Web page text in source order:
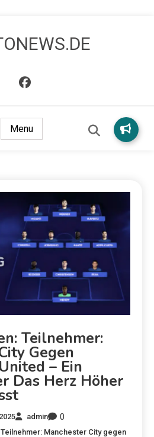
Menu
Teilnehmer:
Gegen
– Ein
Das Herz Höher
admin 0
Manchester City gegen